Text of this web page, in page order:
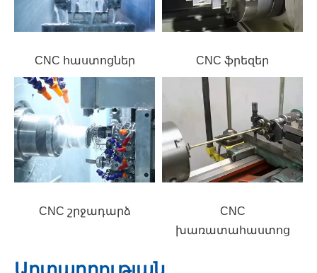
CNC հաստոցներ CNC ֆրեզեր
CNC շրջադարձ
CNC
խառատահաստոց